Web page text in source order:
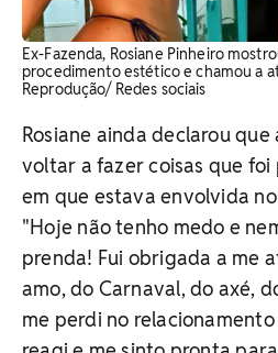
Ex-Fazenda, Rosiane Pinheiro
procedimento estético e chamou a
Reprodução/ Redes sociais
Rosiane ainda declarou
voltar a fazer coisas que foi
em que estava envolvida
"Hoje não tenho medo e
prenda! Fui obrigada a me
amo, do Carnaval, do axé,
me perdi no